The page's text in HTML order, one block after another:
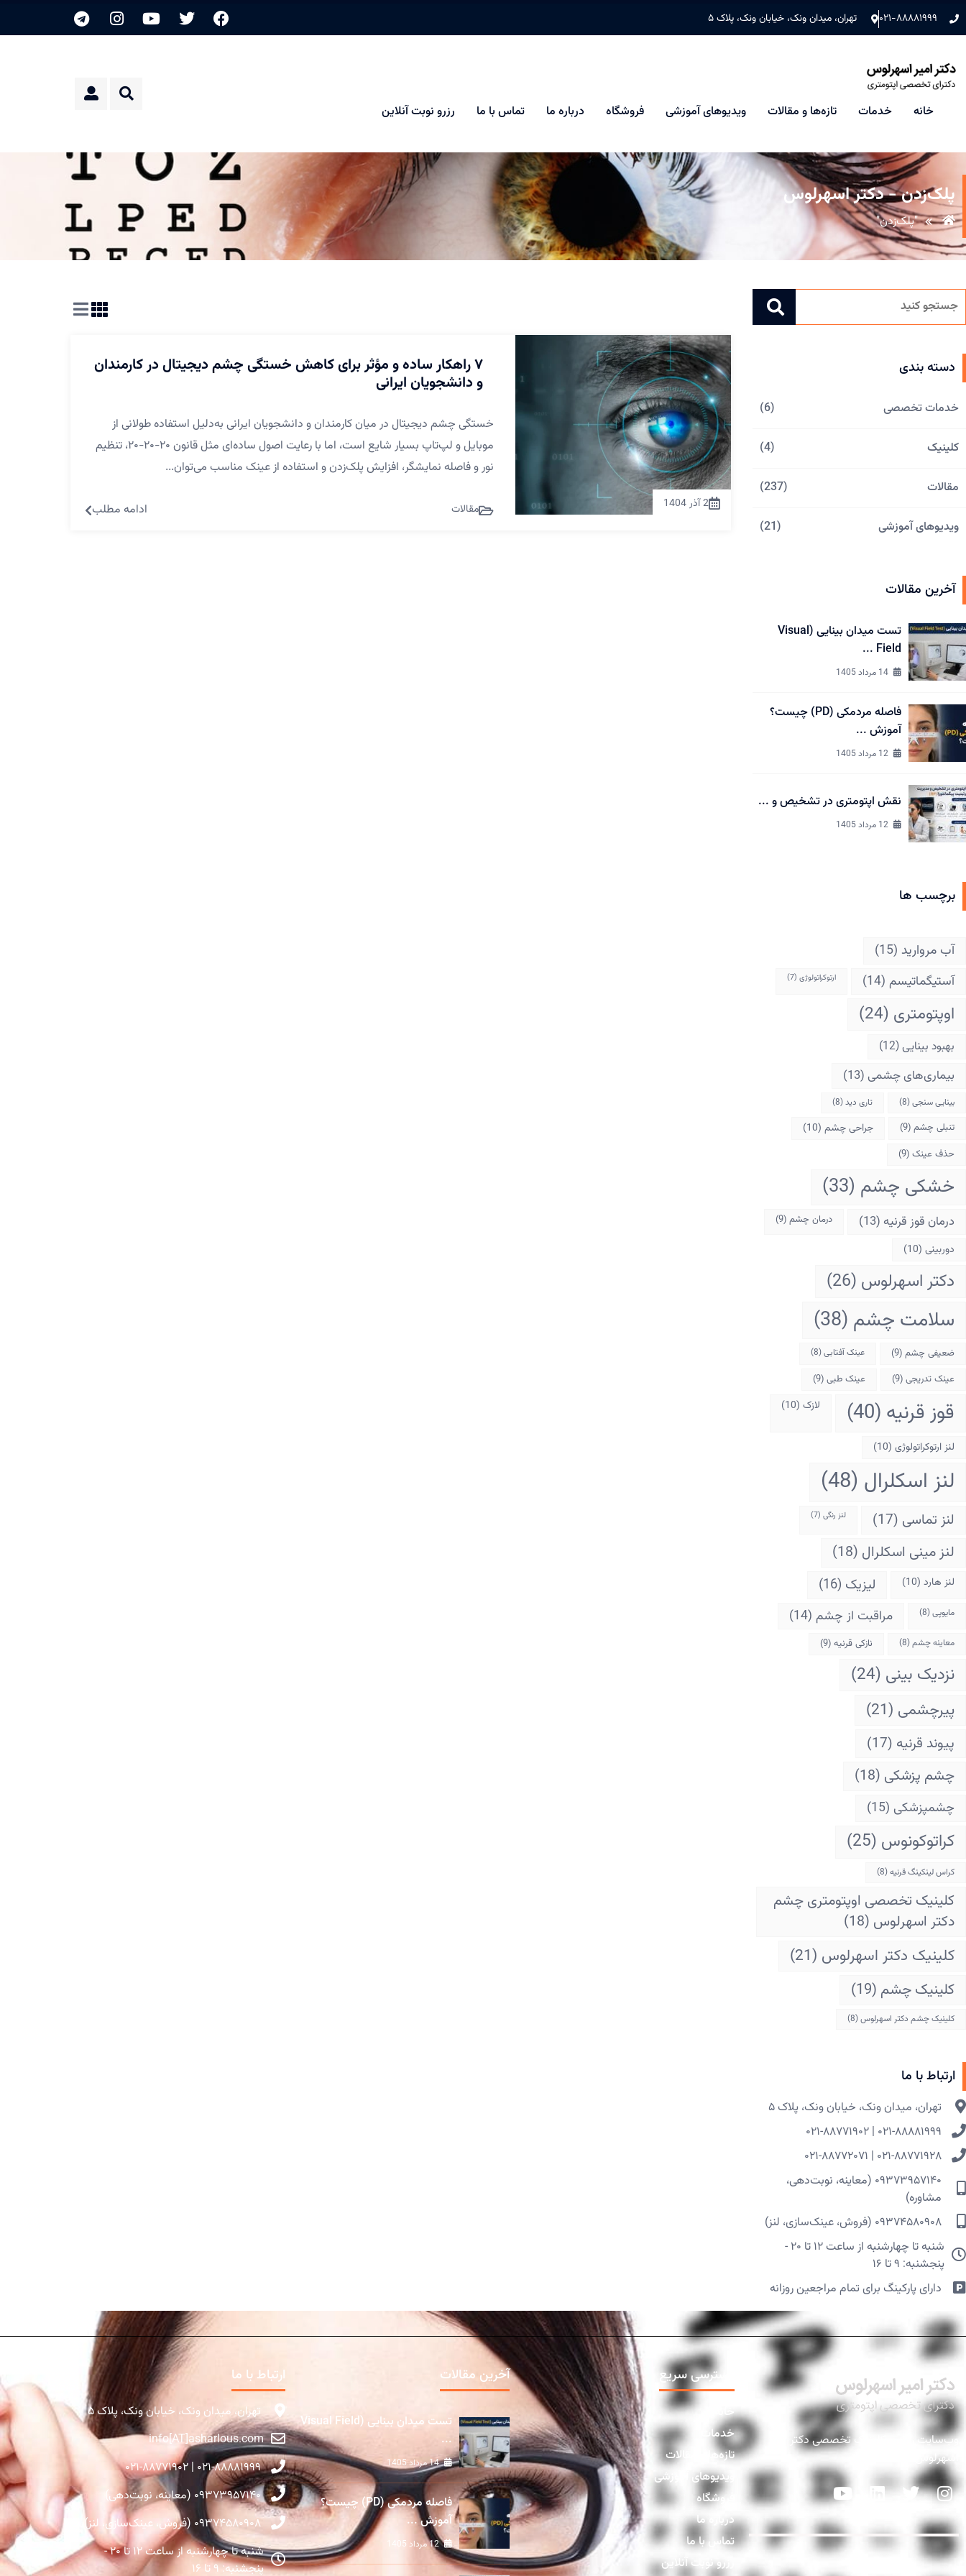
۰۲۱-۸۸۸۸۱۹۹۹ تهران، میدان ونک، خیابان ونک، پلاک ۵
خانه خدمات تازه‌ها و مقالات ویدیوهای آموزشی فروشگاه درباره ما تماس با ما رزرو نوبت آنلاین
پلک‌زدن - دکتر اسهرلوس
"پلک‌زدن"
دسته بندی
خدمات تخصصی (6)
کلینیک (4)
مقالات (237)
ویدیوهای آموزشی (21)
آخرین مقالات
تست میدان بینایی (Visual
Field ...
فاصله مردمکی (PD) چیست؟
آموزش ...
نقش اپتومتری در تشخیص و ...
برچسب ها
آب مروارید (15)
آستیگماتیسم (14) ارتوکراتولوژی (7)
اوپتومتری (24)
بهبود بینایی(12)
بیماری‌های چشمی(13)
بینایی سنجی(8) تاری دید(8)
تنبلی چشم (9) جراحی چشم (10)
حذف عینک (9)
خشکی چشم (33)
درمان قوز قرنیه(13) درمان چشم (9)
دوربینی (10)
دکتر اسهرلوس (26)
سلامت چشم (38)
ضعیفی چشم (9) عینک آفتابی(8)
عینک تدریجی (9) عینک طبی (9)
قوز قرنیه (40) لازک (10)
لنز ارتوکراتولوژی (10)
لنز اسکلرال (48)
لنز تماسی (17) لنز رنگی (7)
لنز مینی اسکلرال (18)
لنز هارد (10) لیزیک (16)
مایوپی(8) مراقبت از چشم (14)
معاینه چشم(8) نازکی قرنیه (9)
نزدیک بینی (24)
پیرچشمی (21)
پیوند قرنیه (17)
چشم پزشکی (18)
چشمپزشکی (15)
کراتوکونوس (25)
کراس لینکینگ قرنیه(8)
کلینیک تخصصی اوپتومتری چشم
دکتر اسهرلوس (18)
کلینیک دکتر اسهرلوس (21)
کلینیک چشم (19)
کلینیک چشم دکتر اسهرلوس(8)
ارتباط با ما
تهران، میدان ونک، خیابان ونک، پلاک ۵​
۰۲۱-۸۸۸۸۱۹۹۹ | ۰۲۱-۸۸۷۷۱۹۰۲
۰۲۱-۸۸۷۷۱۹۲۸ | ۰۲۱-۸۸۷۷۲۰۷۱
۰۹۳۷۳۹۵۷۱۴۰ (معاینه، نوبت‌دهی،
مشاوره)
۰۹۳۷۴۵۸۰۹۰۸ (فروش، عینک‌سازی، لنز)
شنبه تا چهارشنبه از ساعت ۱۲ تا ۲۰ -
پنجشنبه: ۹ تا ۱۶
دارای پارکینگ برای تمام مراجعین روزانه​
2 آذر 1404
۷ راهکار ساده و مؤثر برای کاهش خستگی چشم دیجیتال در کارمندان
و دانشجویان ایرانی
خستگی چشم دیجیتال در میان کارمندان و دانشجویان ایرانی به‌دلیل استفاده طولانی از
موبایل و لپ‌تاپ بسیار شایع است، اما با رعایت اصول ساده‌ای مثل قانون ۲۰-۲۰-۲۰، تنظیم
نور و فاصله نمایشگر، افزایش پلک‌زدن و استفاده از عینک مناسب می‌توان...
مقالات ادامه مطلب
وب‌سایت رسمی کلینیک تخصصی دکتر
اسهرلوس
دسترسی سریع
خانه
خدمات
تازه‌ها و مقالات
ویدیوهای آموزشی
فروشگاه
درباره ما
تماس با ما
رزرو نوبت آنلاین
آخرین مقالات
تست میدان بینایی (Visual Field
...
14 مرداد 1405
فاصله مردمکی (PD) چیست؟
آموزش ...
12 مرداد 1405
ارتباط با ما
تهران، میدان ونک، خیابان ونک، پلاک ۵
info[AT]asharlous.com
۰۲۱-۸۸۸۸۱۹۹۹ | ۰۲۱-۸۸۷۷۱۹۰۲
۰۹۳۷۳۹۵۷۱۴۰ (معاینه، نوبت‌دهی)
۰۹۳۷۴۵۸۰۹۰۸ (فروش، عینک‌سازی، لنز)
شنبه تا چهارشنبه از ساعت ۱۲ تا ۲۰ -
پنجشنبه: ۹ تا ۱۶